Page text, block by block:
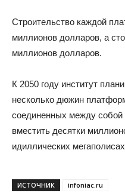
Строительство каждой
миллионов долларов, а
миллионов долларов.
К 2050 году институт
несколько дюжин
соединенных между
вместить десятки
идиллических
ИСТОЧНИК infoniac.ru